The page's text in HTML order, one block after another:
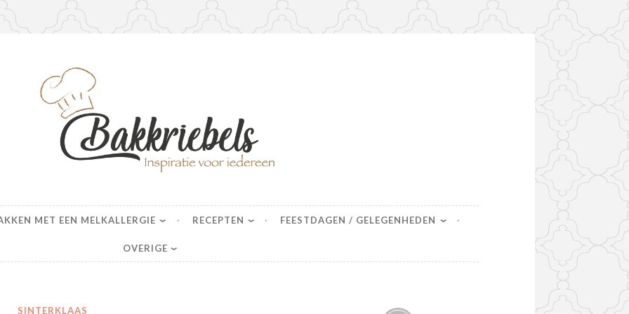
MET EEN MELKALLERGIE RECEPTEN FEESTDAGEN / GELEGENHEDEN
OVERIGE
SINTERKLAAS